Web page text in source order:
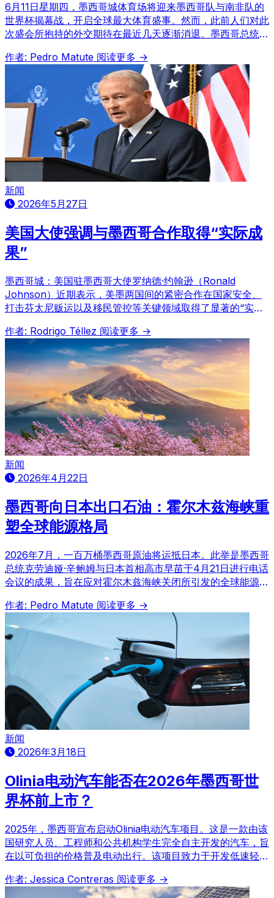
6月11日星期四，墨西哥城体育场将迎来墨西哥队与南非队的
世界杯揭幕战，开启全球最大体育盛事。然而，此前人们对此
次盛会所抱持的外交期待在最近几天逐渐消退。墨西哥总统克
多”，许多此前表示感兴趣的领导人已因“本国原因”取消了行
程，这使得开幕式更像是一场民众狂欢而非外交峰会。
作者: Pedro Matute 阅读更多 →
新闻
2026年5月27日
美国大使强调与墨西哥合作取得“实际成
果”
墨西哥城：美国驻墨西哥大使罗纳德·约翰逊（Ronald
Johnson）近期表示，美墨两国间的紧密合作在国家安全、
打击芬太尼贩运以及移民管控等关键领域取得了显著的“实际
已降至55年来的历史最低点，并详细阐述了双方在遏制非法
移民和打击贩毒活动方面的持续努力。
作者: Rodrigo Téllez 阅读更多 →
新闻
2026年4月22日
墨西哥向日本出口石油：霍尔木兹海峡重
塑全球能源格局
2026年7月，一百万桶墨西哥原油将运抵日本。此举是墨西哥
总统克劳迪娅·辛鲍姆与日本首相高市早苗于4月21日进行电话
会议的成果，旨在应对霍尔木兹海峡关闭所引发的全球能源格
环。
作者: Pedro Matute 阅读更多 →
新闻
2026年3月18日
Olinia电动汽车能否在2026年墨西哥世
界杯前上市？
2025年，墨西哥宣布启动Olinia电动汽车项目。这是一款由该
国研究人员、工程师和公共机构学生完全自主开发的汽车，旨
在以可负担的价格普及电动出行。该项目致力于开发低速轻型
将于2026年世界杯前上市，但目前看来，商业化启动时间已
作者: Jessica Contreras 阅读更多 →